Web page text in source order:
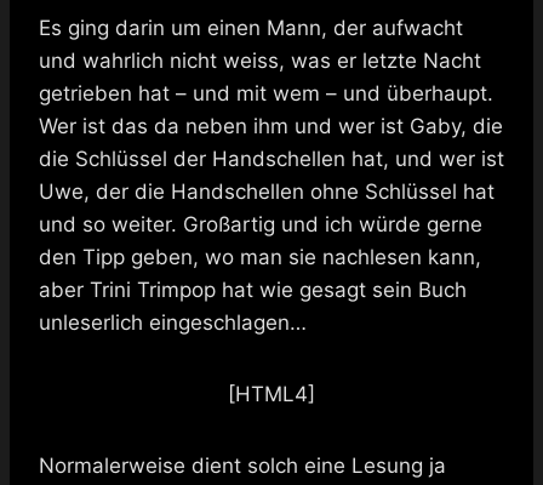
Es ging darin um einen Mann, der aufwacht
und wahrlich nicht weiss, was er letzte Nacht
getrieben hat – und mit wem – und überhaupt.
Wer ist das da neben ihm und wer ist Gaby, die
die Schlüssel der Handschellen hat, und wer ist
Uwe, der die Handschellen ohne Schlüssel hat
und so weiter. Großartig und ich würde gerne
den Tipp geben, wo man sie nachlesen kann,
aber Trini Trimpop hat wie gesagt sein Buch
unleserlich eingeschlagen…
[HTML4]
Normalerweise dient solch eine Lesung ja